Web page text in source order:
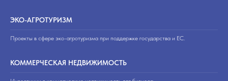
ЭКО-АГРОТУРИЗМ
Проекты в сфере эко-агротуризма при поддержке государства и ЕС.
КОММЕРЧЕСКАЯ НЕДВИЖИМОСТЬ